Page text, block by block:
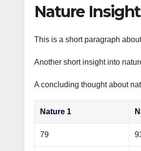
Nature
This is a short paragraph
Another short insight into
A concluding thought about
Nature 1
79